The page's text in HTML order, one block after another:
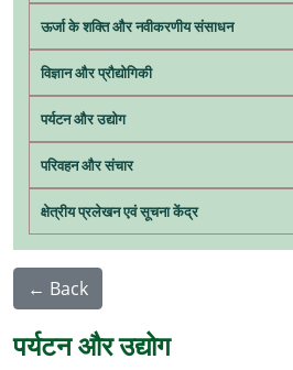
ऊर्जा के शक्ति और नवीकरणीय संसाधन
विज्ञान और प्रौद्योगिकी
पर्यटन और उद्योग
परिवहन और संचार
क्षेत्रीय प्रलेखन एवं सूचना केंद्र
← Back
पर्यटन और उद्योग